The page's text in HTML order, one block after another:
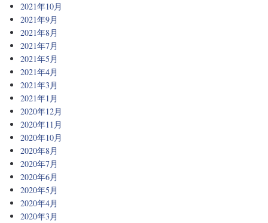
2021年10月
2021年9月
2021年8月
2021年7月
2021年5月
2021年4月
2021年3月
2021年1月
2020年12月
2020年11月
2020年10月
2020年8月
2020年7月
2020年6月
2020年5月
2020年4月
2020年3月